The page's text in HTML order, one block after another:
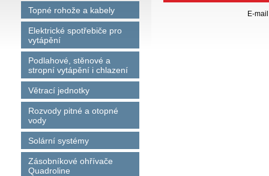
Topné rohože a kabely
Elektrické spotřebiče pro
vytápění
Podlahové, stěnové a
stropní vytápění i chlazení
Větrací jednotky
Rozvody pitné a otopné
vody
Solární systémy
Zásobníkové ohřívače
Quadroline
E-